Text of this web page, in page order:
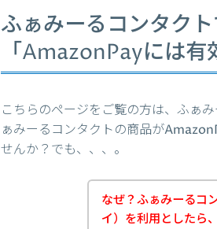
ふぁみーるコンタク
「AmazonPayには有
こちらのページをご覧の方は、ふぁ
ぁみーるコンタクトの商品が
せんか？でも、、、。
なぜ？ふぁみーるコ
イ）を利用としたら